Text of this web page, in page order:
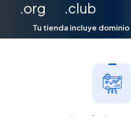
.org .club
Tu tienda incluye